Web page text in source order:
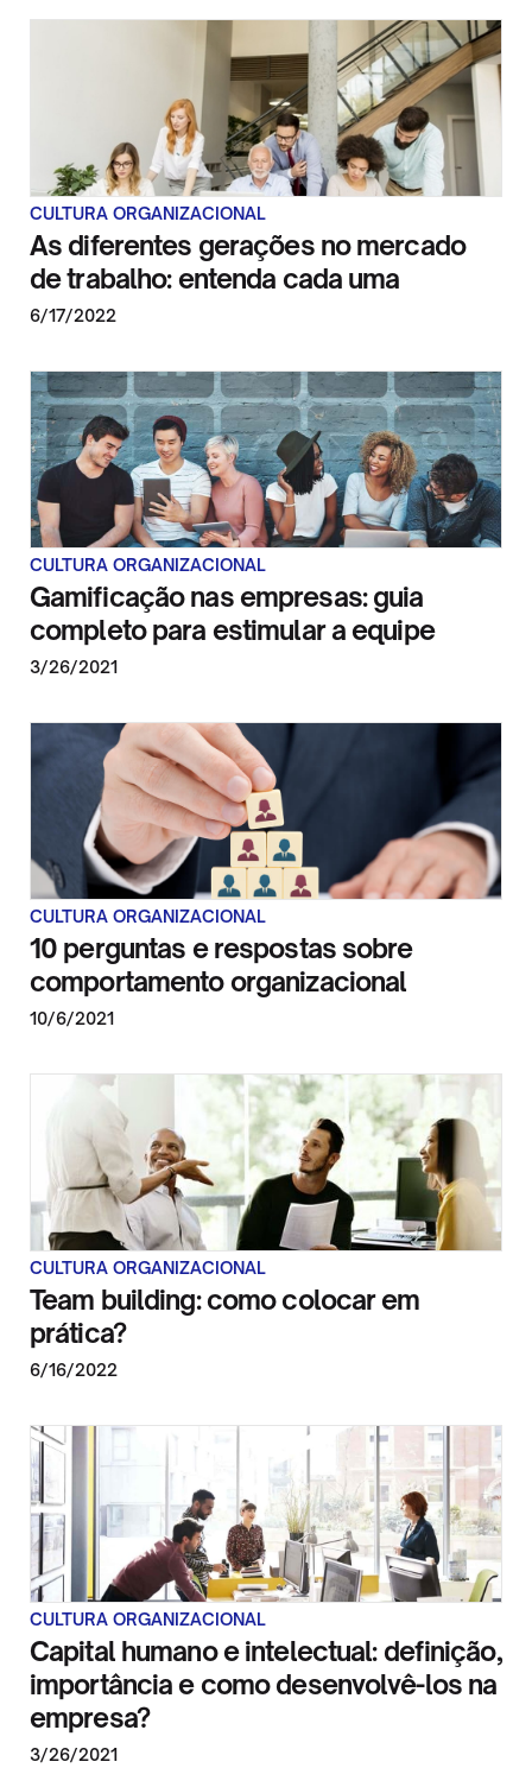
CULTURA ORGANIZACIONAL
As diferentes gerações no mercado
de trabalho: entenda cada uma
6/17/2022
CULTURA ORGANIZACIONAL
Gamificação nas empresas: guia
completo para estimular a equipe
3/26/2021
CULTURA ORGANIZACIONAL
10 perguntas e respostas sobre
comportamento organizacional
10/6/2021
CULTURA ORGANIZACIONAL
Team building: como colocar em
prática?
6/16/2022
CULTURA ORGANIZACIONAL
Capital humano e intelectual: definição,
importância e como desenvolvê-los na
empresa?
3/26/2021